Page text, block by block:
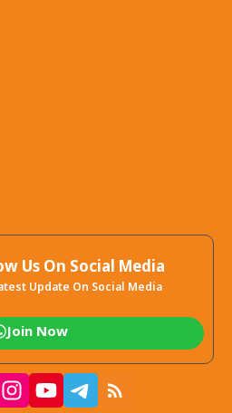
Us On Social Media
Update On Social Media
Join Now